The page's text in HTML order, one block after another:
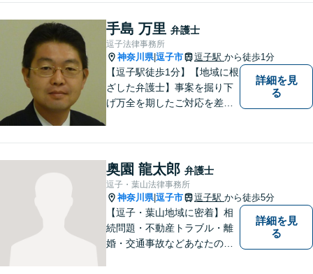
手島 万里 弁護士
逗子法律事務所
神奈川県|逗子市 逗子駅 から徒歩1分
【逗子駅徒歩1分】【地域に根
ざした弁護士】事案を掘り下
げ万全を期したご対応を差し
ど、幅広く対応可能。【明確
な料金体系】１件１件ていね
いに対応させて頂きます。ご
連絡ください。
詳細を見
る
奥園 龍太郎 弁護士
逗子・葉山法律事務所
神奈川県|逗子市 逗子駅 から徒歩5分
【逗子・葉山地域に密着】相
続問題・不動産トラブル・離
婚・交通事故などあなたの困
詳細を見
る